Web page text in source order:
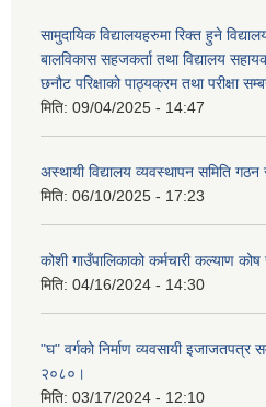
सामुदायिक विद्यालयहरुमा रिक्त हुने
बालविकास सहजकर्ता तथा विद्यालय
छनौट परिक्षाको पाठ्यक्रम तथा परीक्षा
मिति: 09/04/2025 - 14:47
अस्थायी विद्यालय व्यवस्थापन समिति गठन
मिति: 06/10/2025 - 17:23
कोशी गाउँपालिकाको कर्मचारी कल्याण
मिति: 04/16/2024 - 14:30
"घ" वर्गको निर्माण व्यवसायी इजाजतपत्र
२०८०।
मिति: 03/17/2024 - 12:10